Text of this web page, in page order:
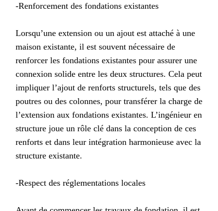
-Renforcement des fondations existantes
Lorsqu’une extension ou un ajout est attaché à une
maison existante, il est souvent nécessaire de
renforcer les fondations existantes pour assurer une
connexion solide entre les deux structures. Cela peut
impliquer l’ajout de renforts structurels, tels que des
poutres ou des colonnes, pour transférer la charge de
l’extension aux fondations existantes. L’ingénieur en
structure joue un rôle clé dans la conception de ces
renforts et dans leur intégration harmonieuse avec la
structure existante.
-Respect des réglementations locales